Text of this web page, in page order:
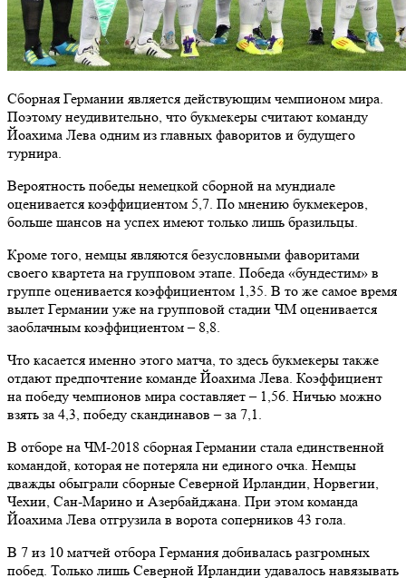
Сборная Германии является действующим чемпионом мира.
Поэтому неудивительно, что букмекеры считают команду
Йоахима Лева одним из главных фаворитов и будущего
турнира.
Вероятность победы немецкой сборной на мундиале
оценивается коэффициентом 5,7. По мнению букмекеров,
больше шансов на успех имеют только лишь бразильцы.
Кроме того, немцы являются безусловными фаворитами
своего квартета на групповом этапе. Победа «бундестим» в
группе оценивается коэффициентом 1,35. В то же самое время
вылет Германии уже на групповой стадии ЧМ оценивается
заоблачным коэффициентом – 8,8.
Что касается именно этого матча, то здесь букмекеры также
отдают предпочтение команде Йоахима Лева. Коэффициент
на победу чемпионов мира составляет – 1,56. Ничью можно
взять за 4,3, победу скандинавов – за 7,1.
В отборе на ЧМ-2018 сборная Германии стала единственной
командой, которая не потеряла ни единого очка. Немцы
дважды обыграли сборные Северной Ирландии, Норвегии,
Чехии, Сан-Марино и Азербайджана. При этом команда
Йоахима Лева отгрузила в ворота соперников 43 гола.
В 7 из 10 матчей отбора Германия добивалась разгромных
побед. Только лишь Северной Ирландии удавалось навязывать